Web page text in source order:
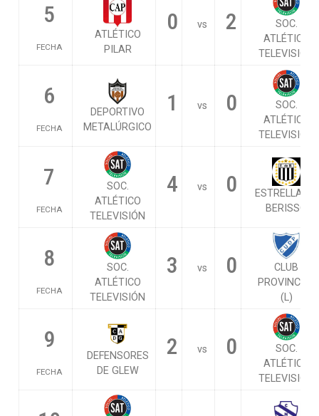
5
FECHA
ATLÉTICO
PILAR
0 vs 2
SOC.
ATLÉTICO
TELEVISIÓN
6
FECHA
DEPORTIVO
METALÚRGICO
1 vs 0
SOC.
ATLÉTICO
TELEVISIÓN
7
FECHA
SOC.
ATLÉTICO
TELEVISIÓN
4 vs 0
ESTRELLA DE
BERISSO
8
FECHA
SOC.
ATLÉTICO
TELEVISIÓN
3 vs 0
CLUB
PROVINCIAL
(L)
9
FECHA
DEFENSORES
DE GLEW
2 vs 0
SOC.
ATLÉTICO
TELEVISIÓN